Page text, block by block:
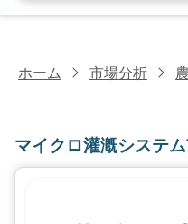
ホーム 市場分析
マイクロ灌漑システ